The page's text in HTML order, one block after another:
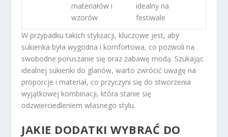
materiałów i
wzorów
idealny na
festiwale
W przypadku takich stylizacji, kluczowe jest, aby
sukienka była wygodna i komfortowa, co pozwoli na
swobodne poruszanie się oraz zabawę modą. Szukając
idealnej sukienki do glanów, warto zwrócić uwagę na
proporcje i materiał, co przyczyni się do stworzenia
wyjątkowej kombinacji, która stanie się
odzwierciedleniem własnego stylu.
JAKIE DODATKI WYBRAĆ DO